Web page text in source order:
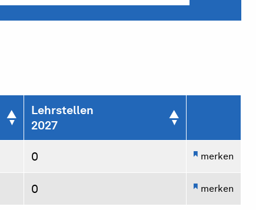
Lehrstellen
2027
0 merken
0 merken